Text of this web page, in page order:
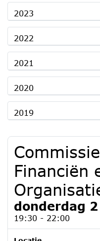
2023
2022
2021
2020
2019
Financiën
donderdag
19:30 - 22:00